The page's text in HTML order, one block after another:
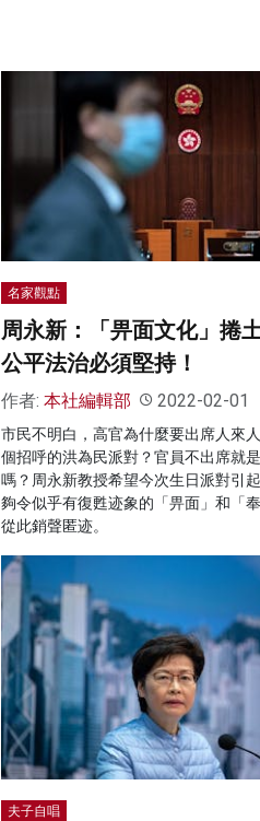
名家觀點
周永新：「畀面文化」捲
公平法治必須堅持！
作者: 本社編輯部 2022-02-01
市民不明白，高官為什麼要出席人來
個招呼的洪為民派對？官員不出席就是
嗎？周永新教授希望今次生日派對引
夠令似乎有復甦迹象的「畀面」和「
從此銷聲匿迹。
夫子自唱